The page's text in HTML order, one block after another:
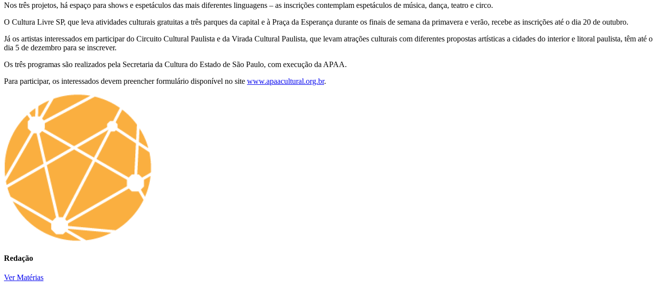
Nos três projetos, há espaço para shows e espetáculos das mais diferentes linguagens – as inscrições contemplam espetáculos de música, dança, teatro e circo.
O Cultura Livre SP, que leva atividades culturais gratuitas a três parques da capital e à Praça da Esperança durante os finais de semana da primavera e verão, recebe as inscrições até o dia 20 de outubro.
Já os artistas interessados em participar do Circuito Cultural Paulista e da Virada Cultural Paulista, que levam atrações culturais com diferentes propostas artísticas a cidades do interior e litoral paulista, têm até o
dia 5 de dezembro para se inscrever.
Os três programas são realizados pela Secretaria da Cultura do Estado de São Paulo, com execução da APAA.
Para participar, os interessados devem preencher formulário disponível no site www.apaacultural.org.br.
Redação
Ver Matérias